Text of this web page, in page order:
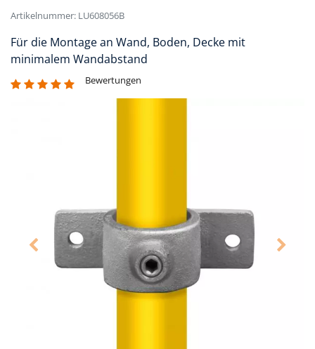
Artikelnummer: LU608056B
Für die Montage an Wand, Boden, Decke mit
minimalem Wandabstand
Bewertungen